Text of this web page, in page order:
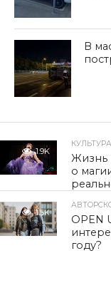
В
1.9K
КУЛЬТУРА
Жизнь
о
1.5K
OPEN
году?